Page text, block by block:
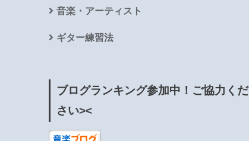
音楽・アーティスト
ギター練習法
ブログランキング参加中！ご協力くだ
さい><